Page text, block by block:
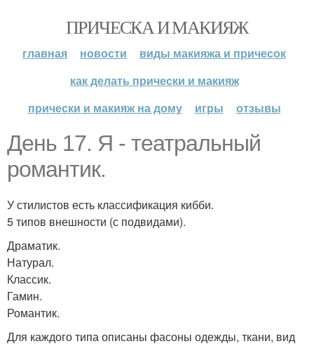
ПРИЧЕСКА И МАКИЯЖ
главная новости
виды макияжа и причесок
как делать прически и макияж
прически и макияж на дому
игры отзывы
День 17. Я - театральный
романтик.
У стилистов есть классификация кибби.
5 типов внешности (с подвидами).
Драматик.
Натурал.
Классик.
Гамин.
Романтик.
Для каждого типа описаны фасоны одежды, ткани, вид